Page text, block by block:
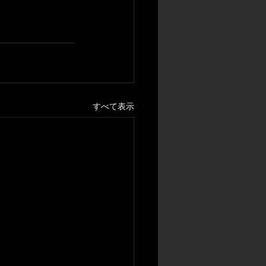
すべて表示